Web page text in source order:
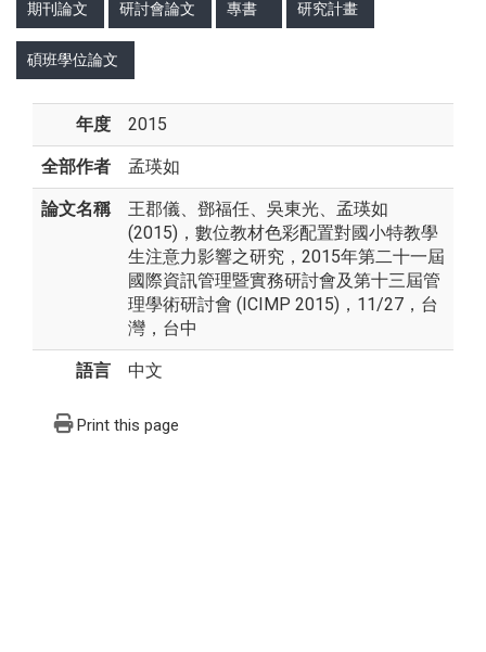
期刊論文 研討會論文 專書 研究計畫
碩班學位論文
年度 2015
全部作者 孟瑛如
論文名稱
王郡儀、鄧福任、吳東光、孟瑛如
(2015)，數位教材色彩配置對國小特教學
生注意力影響之研究，2015年第二十一屆
國際資訊管理暨實務研討會及第十三屆管
理學術研討會 (ICIMP 2015)，11/27，台
灣，台中
語言 中文
Print this page